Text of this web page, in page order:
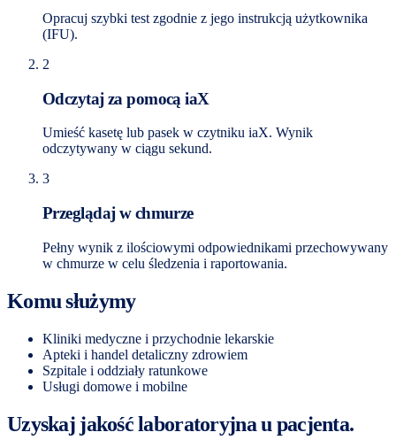
Opracuj szybki test zgodnie z jego instrukcją użytkownika
(IFU).
2
Odczytaj za pomocą iaX
Umieść kasetę lub pasek w czytniku iaX. Wynik
odczytywany w ciągu sekund.
3
Przeglądaj w chmurze
Pełny wynik z ilościowymi odpowiednikami przechowywany
w chmurze w celu śledzenia i raportowania.
Komu służymy
Kliniki medyczne i przychodnie lekarskie
Apteki i handel detaliczny zdrowiem
Szpitale i oddziały ratunkowe
Usługi domowe i mobilne
Uzyskaj jakość laboratoryjna u pacjenta.